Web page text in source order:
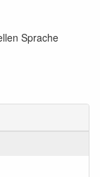
Sprache